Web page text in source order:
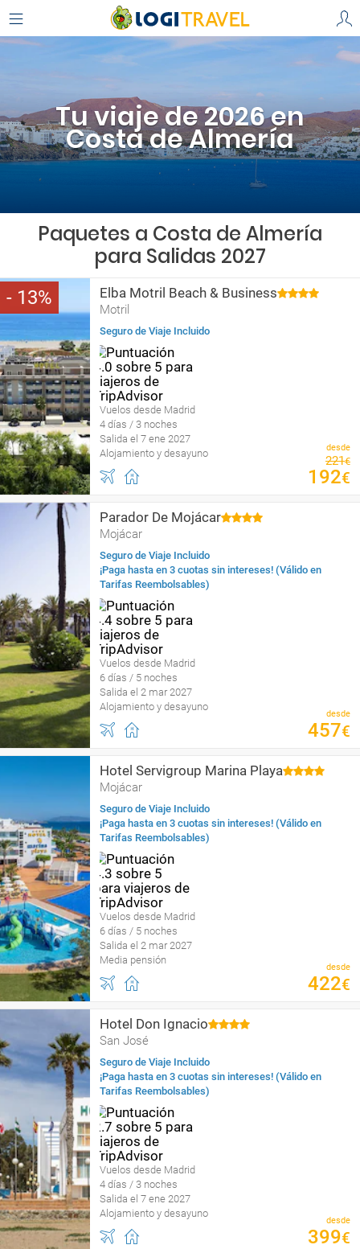
Tu viaje de 2026 en
Costa de Almería
Paquetes a Costa de Almería
para Salidas 2027
13 Elba Motril Beach & Business
Motril
Seguro de Viaje Incluido
Vuelos desde Madrid
4 días / 3 noches
Salida el 7 ene 2027
Alojamiento y desayuno
desde
221€
192€
Parador De Mojácar
Mojácar
Seguro de Viaje Incluido
¡Paga hasta en 3 cuotas sin intereses! (Válido en
Tarifas Reembolsables)
Vuelos desde Madrid
6 días / 5 noches
Salida el 2 mar 2027
Alojamiento y desayuno
desde
457€
Hotel Servigroup Marina Playa
Mojácar
Seguro de Viaje Incluido
¡Paga hasta en 3 cuotas sin intereses! (Válido en
Tarifas Reembolsables)
Vuelos desde Madrid
6 días / 5 noches
Salida el 2 mar 2027
Media pensión
desde
422€
Hotel Don Ignacio
San José
Seguro de Viaje Incluido
¡Paga hasta en 3 cuotas sin intereses! (Válido en
Tarifas Reembolsables)
Vuelos desde Madrid
4 días / 3 noches
Salida el 7 ene 2027
Alojamiento y desayuno
desde
399€